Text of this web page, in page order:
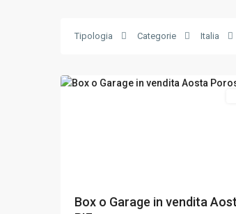
Tipologia Categorie Italia
Box o Garage in vendita